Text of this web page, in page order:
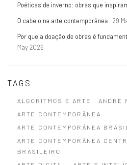
Poéticas de inverno: obras que
O cabelo na arte contemporânea
29
Por que a doação de obras é
May 2026
TAGS
ALGORITMOS E ARTE ANDRÉ
ARTE CONTEMPORÂNEA
ARTE CONTEMPORÂNEA
ARTE CONTEMPORÂNEA
BRASILEIRO